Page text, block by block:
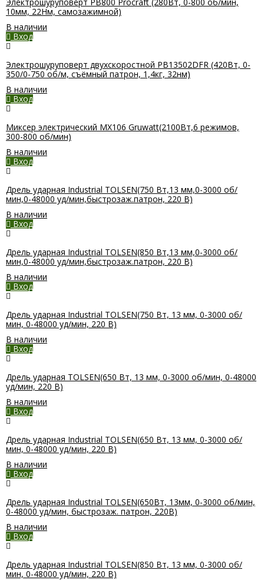
10мм, 22Нм, самозажимной)
В наличии
Вход
Электрошуруповерт двухскоростной PB13502DFR (420Вт, 0-
350/0-750 об/м, съёмный патрон, 1,4кг, 32нм)
В наличии
Вход
Миксер электрический MX106 Gruwatt(2100Вт,6 режимов,
300-800 об/мин)
В наличии
Вход
Дрель ударная Industrial TOLSEN(750 Вт,13 мм,0-3000 об/
мин,0-48000 уд/мин,быстрозаж.патрон, 220 В)
В наличии
Вход
Дрель ударная Industrial TOLSEN(850 Вт,13 мм,0-3000 об/
мин,0-48000 уд/мин,быстрозаж.патрон, 220 В)
В наличии
Вход
Дрель ударная Industrial TOLSEN(750 Вт, 13 мм, 0-3000 об/
мин, 0-48000 уд/мин, 220 В)
В наличии
Вход
Дрель ударная TOLSEN(650 Вт, 13 мм, 0-3000 об/мин, 0-48000
уд/мин, 220 В)
В наличии
Вход
Дрель ударная Industrial TOLSEN(650 Вт, 13 мм, 0-3000 об/
мин, 0-48000 уд/мин, 220 В)
В наличии
Вход
Дрель ударная Industrial TOLSEN(650Вт, 13мм, 0-3000 об/мин,
0-48000 уд/мин, быстрозаж. патрон, 220В)
В наличии
Вход
Дрель ударная Industrial TOLSEN(850 Вт, 13 мм, 0-3000 об/
мин, 0-48000 уд/мин, 220 В)